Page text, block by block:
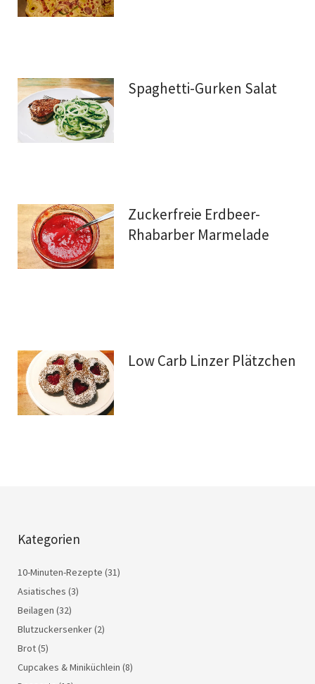
Spaghetti-Gurken Salat
Zuckerfreie Erdbeer-
Rhabarber Marmelade
Low Carb Linzer Plätzchen
Kategorien
10-Minuten-Rezepte (31)
Asiatisches (3)
Beilagen (32)
Blutzuckersenker(2)
Brot(5)
Cupcakes & Miniküchlein (8)